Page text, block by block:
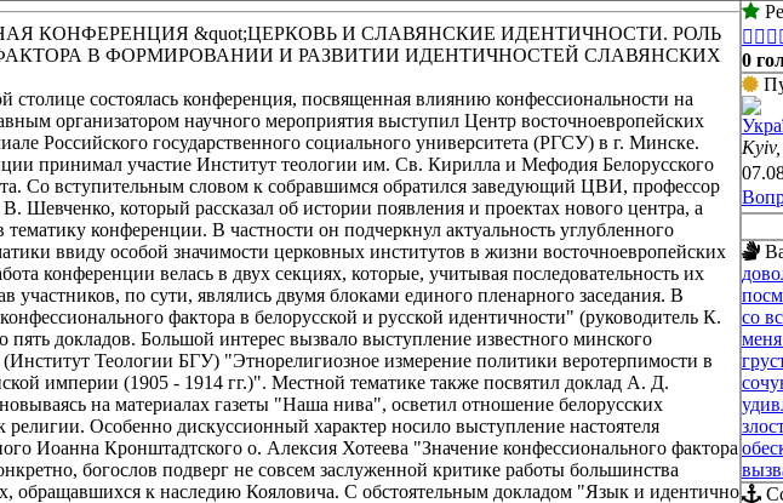
КОНФЕРЕНЦИЯ &quot;ЦЕРКОВЬ И СЛАВЯНСКИЕ ИДЕНТИЧНОСТИ. РОЛЬ
В ФОРМИРОВАНИИ И РАЗВИТИИ ИДЕНТИЧНОСТЕЙ СЛАВЯНСКИХ
столице состоялась конференция, посвященная влиянию конфессиональности на
организатором научного мероприятия выступил Центр восточноевропейских
Российского государственного социального университета (РГСУ) в г. Минске.
принимал участие Институт теологии им. Св. Кирилла и Мефодия Белорусского
Со вступительным словом к собравшимся обратился заведующий ЦВИ, профессор
который рассказал об истории появления и проектах нового центра, а
конференции. В частности он подчеркнул актуальность углубленного
ввиду особой значимости церковных институтов в жизни восточноевропейских
конференции велась в двух секциях, которые, учитывая последовательность их
участников, по сути, являлись двумя блоками единого пленарного заседания. В
фактора в белорусской и русской идентичности" (руководитель К.
докладов. Большой интерес вызвало выступление известного минского
Теологии БГУ) "Этнорелигиозное измерение политики веротерпимости в
империи (1905 - 1914 гг.)". Местной тематике также посвятил доклад А. Д.
на материалах газеты "Наша нива", осветил отношение белорусских
религии. Особенно дискуссионный характер носило выступление настоятеля
Иоанна Кронштадтского о. Алексия Хотеева "Значение конфессионального фактора
богослов подверг не совсем заслуженной критике работы большинства
обращавшихся к наследию Кояловича. С обстоятельным докладом "Язык и идентично
  
0
со